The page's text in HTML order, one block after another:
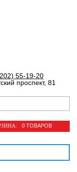
55-19-20
проспект, 81
0 ТОВАРОВ